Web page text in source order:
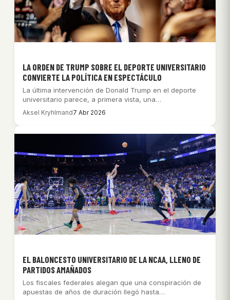
LA ORDEN DE TRUMP SOBRE EL DEPORTE UNIVERSITARIO
CONVIERTE LA POLÍTICA EN ESPECTÁCULO
La última intervención de Donald Trump en el deporte
universitario parece, a primera vista, una…
Aksel Kryhlmand7 Abr 2026
EL BALONCESTO UNIVERSITARIO DE LA NCAA, LLENO DE
PARTIDOS AMAÑADOS
Los fiscales federales alegan que una conspiración de
apuestas de años de duración llegó hasta…